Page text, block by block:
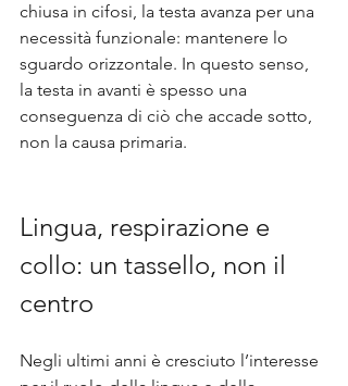
chiusa in cifosi, la testa avanza per una
necessità funzionale: mantenere lo
sguardo orizzontale. In questo senso,
la testa in avanti è spesso una
conseguenza di ciò che accade sotto,
non la causa primaria.
Lingua, respirazione e
collo: un tassello, non il
centro
Negli ultimi anni è cresciuto l’interesse